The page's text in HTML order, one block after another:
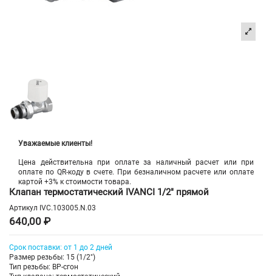
Уважаемые клиенты!
Цена действительна при оплате за наличный расчет или при
оплате по QR-коду в счете. При безналичном расчете или оплате
картой +3% к стоимости товара.
Клапан термостатический IVANCI 1/2" прямой
Артикул IVC.103005.N.03
640,00 ₽
Срок поставки: от 1 до 2 дней
Размер резьбы: 15 (1/2")
Тип резьбы: ВР-сгон